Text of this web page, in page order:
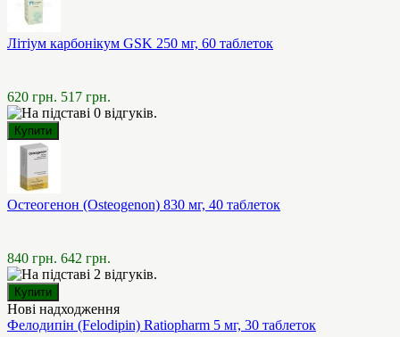
Літіум карбонікум GSK 250 мг, 60 таблеток
620 грн. 517 грн.
Остеогенон (Osteogenon) 830 мг, 40 таблеток
840 грн. 642 грн.
Нові надходження
Фелодипін (Felodipin) Ratiopharm 5 мг, 30 таблеток